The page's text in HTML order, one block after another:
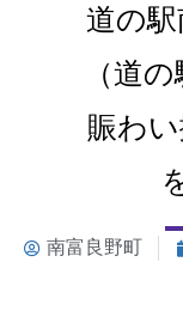
道の
（道
賑わ
南富良野町